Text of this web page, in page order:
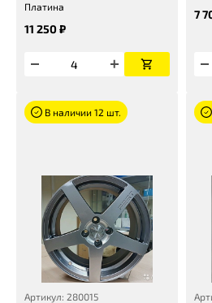
Платина
11 250 ₽
7
В наличии 12 шт.
Артикул: 280015